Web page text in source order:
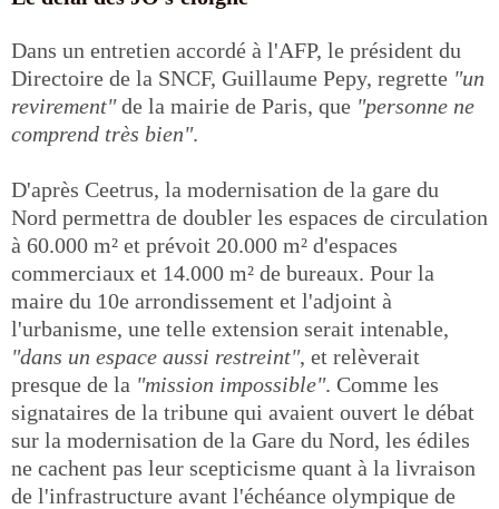
Dans un entretien accordé à l'AFP, le président du
Directoire de la SNCF, Guillaume Pepy, regrette "un
revirement"de la mairie de Paris, que "personne ne
comprend très bien".
D'après Ceetrus, la modernisation de la gare du
Nord permettra de doubler les espaces de circulation
à 60.000 m² et prévoit 20.000 m² d'espaces
commerciaux et 14.000 m² de bureaux. Pour la
maire du 10e arrondissement et l'adjoint à
l'urbanisme, une telle extension serait intenable,
"dans un espace aussi restreint", et relèverait
presque de la "mission impossible". Comme les
signataires de la tribune qui avaient ouvert le débat
sur la modernisation de la Gare du Nord, les édiles
ne cachent pas leur scepticisme quant à la livraison
de l'infrastructure avant l'échéance olympique de